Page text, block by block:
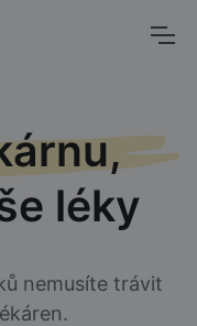
léky
nemusíte trávit